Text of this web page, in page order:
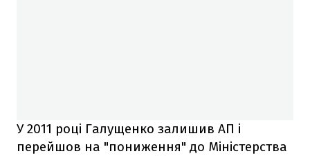
У 2011 році Галущенко залишив АП і
перейшов на "пониження" до Міністерства